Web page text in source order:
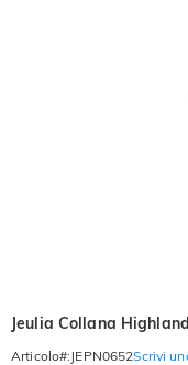
Jeulia Collana
Articolo#: JEPN0652Scrivi